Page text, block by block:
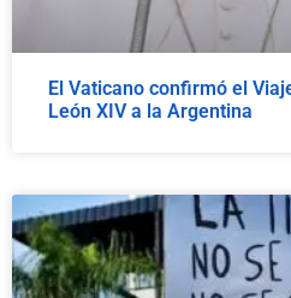
El Vaticano confirmó el
León XIV a la Argentina